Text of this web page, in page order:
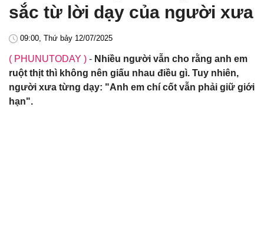
sắc từ lời dạy của người xưa
09:00, Thứ bảy 12/07/2025
( PHUNUTODAY ) - Nhiều người vẫn cho rằng anh em
ruột thịt thì không nên giấu nhau điều gì. Tuy nhiên,
người xưa từng dạy: "Anh em chí cốt vẫn phải giữ giới
hạn".